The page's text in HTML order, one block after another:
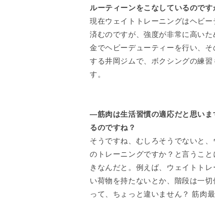
ルーティーンをこなしているのです
現在ウェイトトレーニングはヘビ
済むのですが、強度が非常に高い
金でヘビーデューティーを行い、
する井岡ジムで、ボクシングの練
す。
—筋肉は生活習慣の適応だと思いま
るのですね？
そうですね、むしろそうでないと
のトレーニングですか？と言うこ
きなんだと。例えば、ウェイトト
い荷物を持たないとか、階段は一
って、ちょっと違いません？ 筋肉